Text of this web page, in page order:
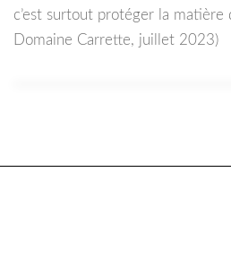
c’est surtout protéger la matière
Domaine Carrette, juillet 2023)